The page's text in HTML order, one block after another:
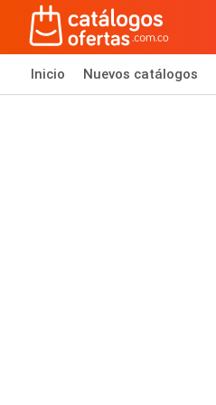
Inicio Nuevos catálogos